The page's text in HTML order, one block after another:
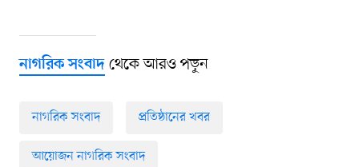
নাগরিক সংবাদথেকে আরও পড়ুন
নাগরিক সংবাদ প্রতিষ্ঠানের খবর
আয়োজন নাগরিক সংবাদ